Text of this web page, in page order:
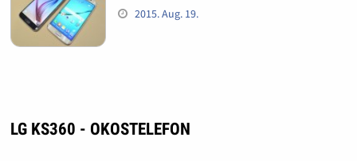
2015. Aug. 19.
LG KS360 - OKOSTELEFON